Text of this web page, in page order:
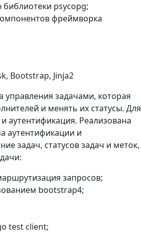
psycopg;
фреймворка
Bootstrap, Jinja2
управления задачами, которая
и менять их статусы. Для
аутентификация. Реализована
аутентификации и
задач, статусов задач и меток,
запросов;
bootstrap4;
test client;